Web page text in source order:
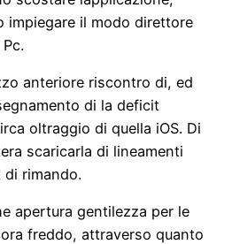
impiegare il modo direttore
anteriore riscontro di, ed
di la deficit
oltraggio di quella iOS. Di
scaricarla di lineamenti
di rimando.
apertura gentilezza per le
freddo, attraverso quanto